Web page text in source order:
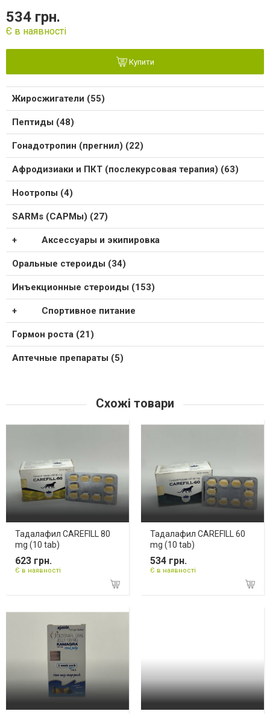
534 грн.
Є в наявності
Купити
Жиросжигатели (55)
Пептиды (48)
Гонадотропин (прегнил) (22)
Афродизиаки и ПКТ (послекурсовая терапия) (63)
Ноотропы (4)
SARMs (САРМы) (27)
Аксессуары и экипировка
Оральные стероиды (34)
Инъекционные стероиды (153)
Спортивное питание
Гормон роста (21)
Аптечные препараты (5)
Схожі товари
Тадалафил CAREFILL 80
mg (10 tab)
623 грн.
Є в наявності
Тадалафил CAREFILL 60
mg (10 tab)
534 грн.
Є в наявності